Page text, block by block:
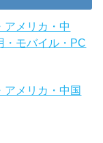
アメリカ・中
・モバイル・PC
アメリカ・中国